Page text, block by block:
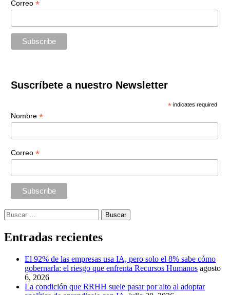
Correo *
Suscríbete a nuestro Newsletter
* indicates required
Nombre *
Correo *
Buscar:
Entradas recientes
El 92% de las empresas usa IA, pero solo el 8% sabe cómo
gobernarla: el riesgo que enfrenta Recursos Humanos agosto
6, 2026
La condición que RRHH suele pasar por alto al adoptar